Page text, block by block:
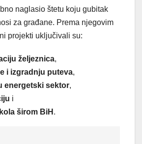
naglasio štetu koju gubitak
za građane. Prema njegovim
projekti uključivali su:
željeznica,
i izgradnju puteva,
energetski sektor,
i
širom BiH .